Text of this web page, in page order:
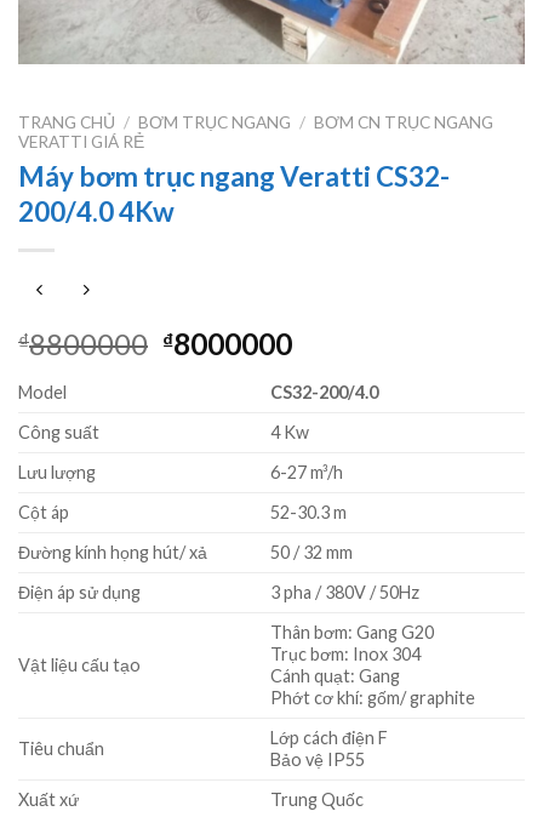
TRANG CHỦ / BƠM TRỤC NGANG / BƠM CN TRỤC NGANG
VERATTI GIÁ RẺ
Máy bơm trục ngang Veratti CS32-
200/4.0 4Kw
₫8800000 Giá
₫8800000.
₫8000000Giá
tại
là:
₫8000000.
Model
CS32-200/4.0
Công suất
4 Kw
Lưu lượng
6-27 m³/h
Cột áp
52-30.3 m
Đường kính họng hút/ xả
50 / 32 mm
Điện áp sử dụng
3 pha / 380V / 50Hz
Vật liệu cấu tạo
Thân bơm: Gang G20
Trục bơm: Inox 304
Cánh quạt: Gang
Phớt cơ khí: gốm/ graphite
Tiêu chuẩn
Lớp cách điện F
Bảo vệ IP55
Xuất xứ
Trung Quốc